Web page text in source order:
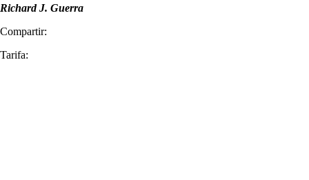
Richard J. Guerra
Compartir:
Tarifa: